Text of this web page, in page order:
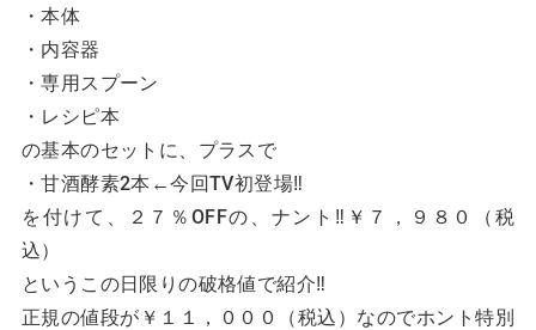
・本体
・内容器
・専用スプーン
・レシピ本
の基本のセットに、プラスで
・甘酒酵素2本←今回TV初登場‼
を付けて、２７％OFFの、ナント‼￥７，９８０（税
込）
というこの日限りの破格値で紹介‼
正規の値段が￥１１，０００（税込）なのでホント特別